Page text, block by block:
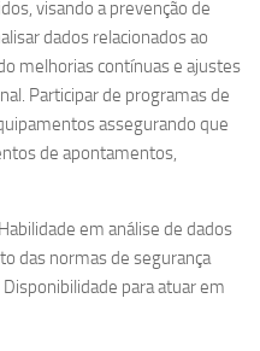
visando a prevenção de
dados relacionados ao
melhorias contínuas e ajustes
Participar de programas de
assegurando que
de apontamentos,
em análise de dados
das normas de segurança
para atuar em